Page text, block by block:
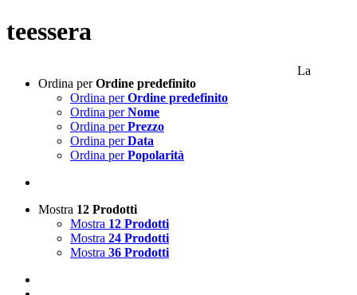
teessera
Ordina perOrdine predefinito
Ordina perOrdine predefinito
Ordina perNome
Ordina perPrezzo
Ordina perData
Ordina perPopolarità
Mostra 12 Prodotti
Mostra 12 Prodotti
Mostra 24 Prodotti
Mostra 36 Prodotti
La